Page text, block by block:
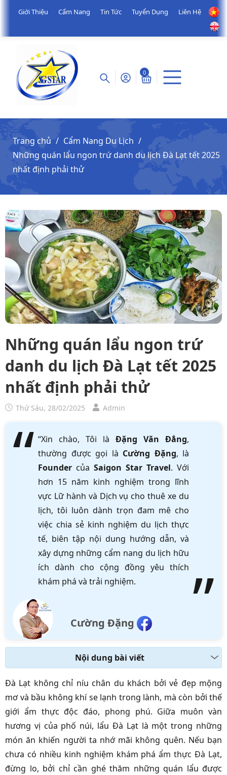
Giới Thiệu Cẩm Nang Tin Tức Tuyển Dụng Liên Hệ
0
Trang chủ
Cẩm Nang Du Lịch
Những quán lẩu ngon trứ danh du lịch Đà Lạt tết 2025
nhất định phải thử
Những quán lẩu ngon trứ
danh du lịch Đà Lạt tết 2025
nhất định phải thử
Thứ Sáu, 28/02/2025 Admin
“Xin chào, Tôi là Đặng Văn Đẳng,
thường được gọi là Cường Đặng, là
Founder của Saigon Star Travel. Với
hơn 15 năm kinh nghiệm trong lĩnh
vực Lữ hành và Dịch vụ cho thuê xe du
lịch, tôi luôn dành trọn đam mê cho
việc chia sẻ kinh nghiệm du lịch thực
tế, biên tập nội dung hướng dẫn, và
xây dựng những cẩm nang du lịch hữu
ích dành cho cộng đồng yêu thích
khám phá và trải nghiệm.
Cường Đặng
Nội dung bài viết
Đà Lạt không chỉ níu chân du khách bởi vẻ đẹp mộng
mơ và bầu không khí se lạnh trong lành, mà còn bởi thế
giới ẩm thực độc đáo, phong phú. Giữa muôn vàn
hương vị của phố núi, lẩu Đà Lạt là một trong những
món ăn khiến người ta nhớ mãi không quên. Nếu bạn
chưa có nhiều kinh nghiệm khám pháẩm thực Đà Lạt,
đừng lo, bởi chỉ cần ghé thăm những quán lẩu được